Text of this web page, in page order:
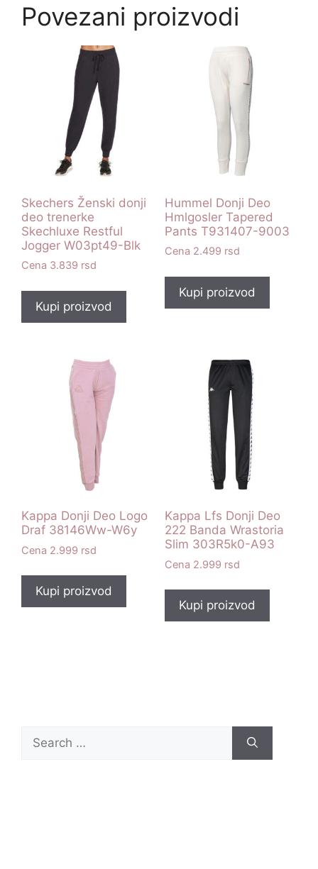
Povezani proizvodi
Skechers Ženski donji
deo trenerke
Skechluxe Restful
Jogger W03pt49-Blk
3.839 rsd
Kupi proizvod
Hummel Donji Deo
Hmlgosler Tapered
Pants T931407-9003
2.499 rsd
Kupi proizvod
Kappa Donji Deo Logo
Draf 38146Ww-W6y
2.999 rsd
Kupi proizvod
Kappa Lfs Donji Deo
222 Banda Wrastoria
Slim 303R5k0-A93
2.999 rsd
Kupi proizvod